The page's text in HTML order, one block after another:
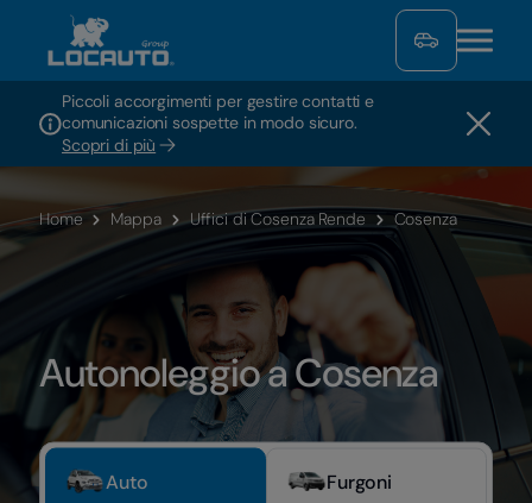
Piccoli accorgimenti per gestire contatti e
comunicazioni sospette in modo sicuro.
Scopri di più
Home Mappa Uffici di Cosenza Rende Cosenza
Autonoleggio a Cosenza
Auto Furgoni